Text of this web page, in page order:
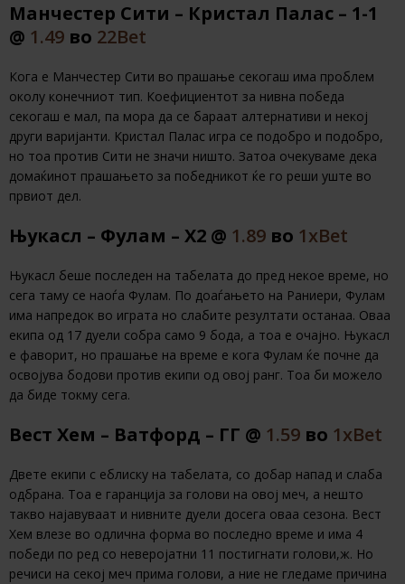
Манчестер Сити – Кристал Палас – 1-1
@ 1.49 во 22Bet
Кога е Манчестер Сити во прашање секогаш има проблем
околу конечниот тип. Коефициентот за нивна победа
секогаш е мал, па мора да се бараат алтернативи и некој
други варијанти. Кристал Палас игра се подобро и подобро,
но тоа против Сити не значи ништо. Затоа очекуваме дека
домаќинот прашањето за победникот ќе го реши уште во
првиот дел.
Њукасл – Фулам – Х2 @ 1.89 во 1хBet
Њукасл беше последен на табелата до пред некое време, но
сега таму се наоѓа Фулам. По доаѓањето на Раниери, Фулам
има напредок во играта но слабите резултати останаа. Оваа
екипа од 17 дуели собра само 9 бода, а тоа е очајно. Њукасл
е фаворит, но прашање на време е кога Фулам ќе почне да
освојува бодови против екипи од овој ранг. Тоа би можело
да биде токму сега.
Вест Хем – Ватфорд – ГГ @ 1.59 во 1хBet
Двете екипи с еблиску на табелата, со добар напад и слаба
одбрана. Тоа е гаранција за голови на овој меч, а нешто
такво најавуваат и нивните дуели досега оваа сезона. Вест
Хем влезе во одлична форма во последно време и има 4
победи по ред со неверојатни 11 постигнати голови,ж. Но
речиси на секој меч прима голови, а ние не гледаме причина